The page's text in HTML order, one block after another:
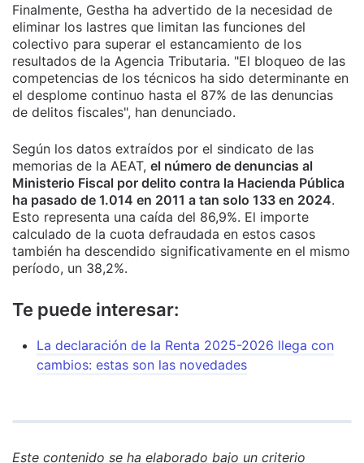
Finalmente, Gestha ha advertido de la necesidad de
eliminar los lastres que limitan las funciones del
colectivo para superar el estancamiento de los
resultados de la Agencia Tributaria. "El bloqueo de las
competencias de los técnicos ha sido determinante en
el desplome continuo hasta el 87% de las denuncias
de delitos fiscales", han denunciado.
Según los datos extraídos por el sindicato de las
memorias de la AEAT, el número de denuncias al
Ministerio Fiscal por delito contra la Hacienda Pública
ha pasado de 1.014 en 2011 a tan solo 133 en 2024.
Esto representa una caída del 86,9%. El importe
calculado de la cuota defraudada en estos casos
también ha descendido significativamente en el mismo
período, un 38,2%.
Te puede interesar:
La declaración de la Renta 2025-2026 llega con
cambios: estas son las novedades
Este contenido se ha elaborado bajo un criterio